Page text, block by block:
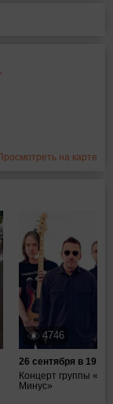
на карте
4746
26 сентября в 19:00
Концерт группы
Минус»